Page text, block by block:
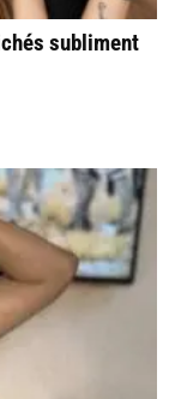
subliment